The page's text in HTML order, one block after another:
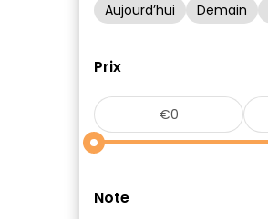
Aujourd’hui Demain
Prix
Note